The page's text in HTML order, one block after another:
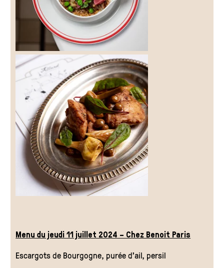
Menu du jeudi 11 juillet 2024 – Chez Benoit Paris
Escargots de Bourgogne, purée d’ail, persil